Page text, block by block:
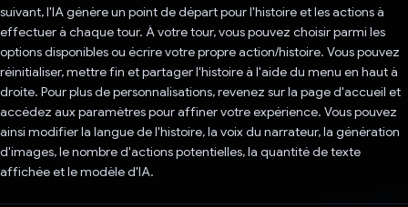
suivant, l'IA génère un point de départ pour l'histoire et les actions à
effectuer à chaque tour. À votre tour, vous pouvez choisir parmi les
options disponibles ou écrire votre propre action/histoire. Vous pouvez
réinitialiser, mettre fin et partager l'histoire à l'aide du menu en haut à
droite. Pour plus de personnalisations, revenez sur la page d'accueil et
accédez aux paramètres pour affiner votre expérience. Vous pouvez
ainsi modifier la langue de l'histoire, la voix du narrateur, la génération
d'images, le nombre d'actions potentielles, la quantité de texte
affichée et le modèle d'IA.